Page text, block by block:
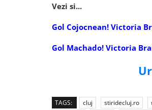
Vezi si...
Gol Cojocnean! Victoria
Gol Machado! Victoria
TAGS: cluj stiridecluj.ro